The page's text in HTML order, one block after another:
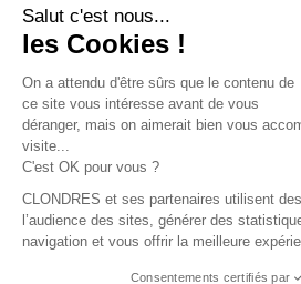
€ Euro
$ Dollar US